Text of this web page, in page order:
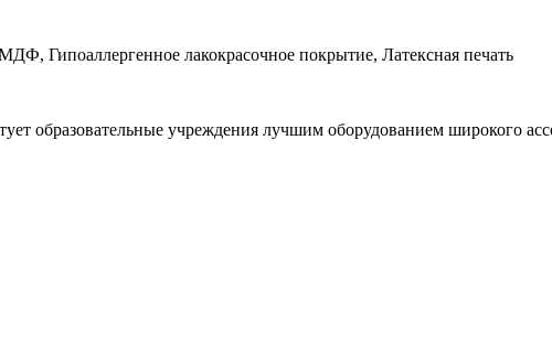
Гипоаллергенное лакокрасочное покрытие, Латексная печать
образовательные учреждения лучшим оборудованием широкого